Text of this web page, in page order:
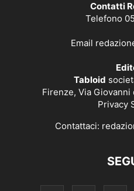
Contatti
Telefono
Email
Tabloid
Firenze, Via
Privacy
Contattaci: